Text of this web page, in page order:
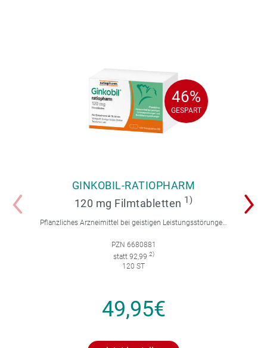
46%
GESPART
46%
GESPART
GINKOBIL-RATIOPHARM
120 mg Filmtabletten 1)
Pflanzliches Arzneimittel bei geistigen Leistungsstörungen und Durchblutungsstörungen.
PZN 6680881
statt 92,99 2)
120 ST
49,95€